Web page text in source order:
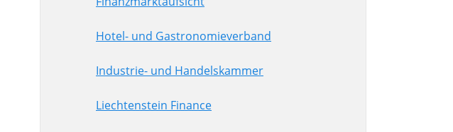
Hotel- und Gastronomieverband
Industrie- und Handelskammer
Liechtenstein Finance